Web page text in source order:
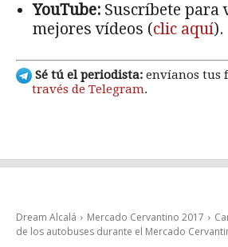
YouTube: Suscríbete para
mejores vídeos (clic aquí).
Sé tú el periodista: envíanos tus
través de Telegram.